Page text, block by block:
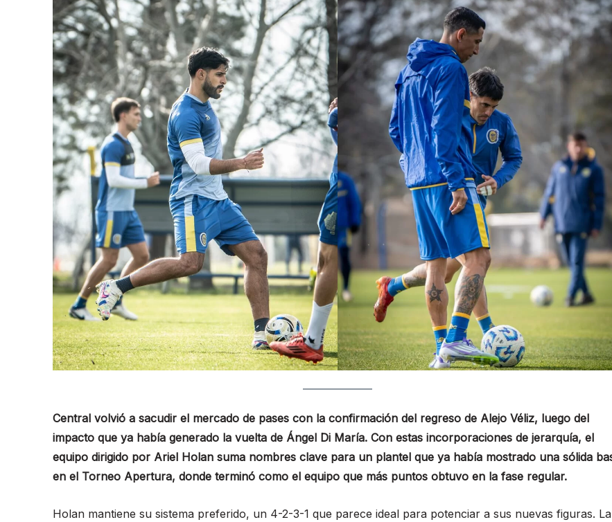
Central volvió a sacudir el mercado de pases con la confirmación del regreso de Alejo Véliz, luego del
impacto que ya había generado la vuelta de Ángel Di María. Con estas incorporaciones de jerarquía, el
equipo dirigido por Ariel Holan suma nombres clave para un plantel que ya había mostrado una sólida
en el Torneo Apertura, donde terminó como el equipo que más puntos obtuvo en la fase regular.
Holan mantiene su sistema preferido, un 4-2-3-1 que parece ideal para potenciar a sus nuevas figuras. La